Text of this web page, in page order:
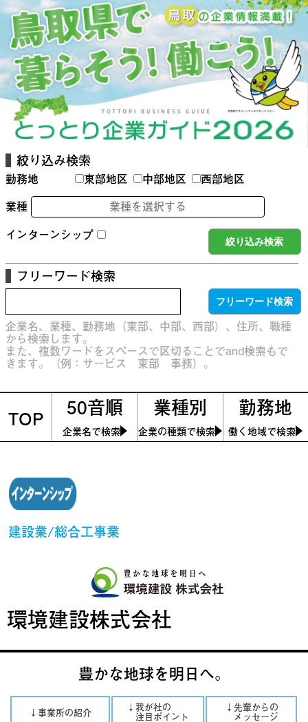
絞り込み検索
勤務地 東部地区 中部地区
西部地区
業種
業種を選択する
インターンシップ
フリーワード検索
企業名、業種、勤務地（東部、中部、西部）、住所、職種
から検索します。
また、複数ワードをスペースで区切ることでand検索もで
きます。（例：サービス 東部 事務）。
TOP 50音順
企業名で検索
業種別
企業の種類で検索
勤務地
働く地域で検索
建設業/総合工事業
環境建設株式会社
豊かな地球を明日へ。
↓事業所の紹介 ↓我が社の
注目ポイント
↓先輩からの
メッセージ